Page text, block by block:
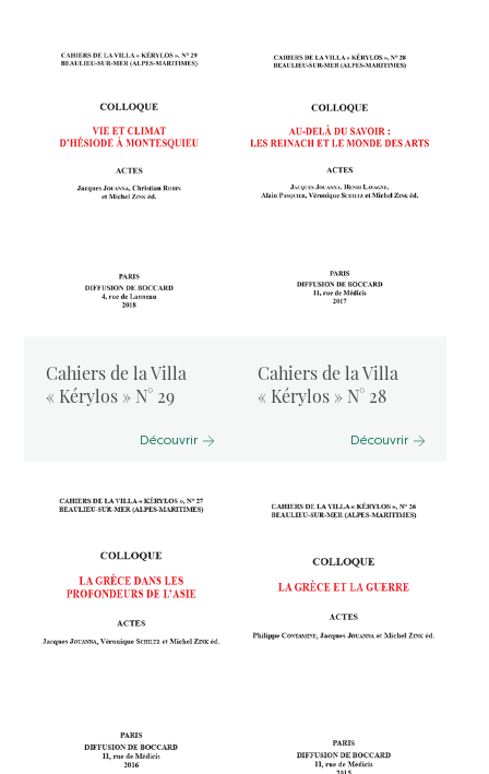
Cahiers de la Villa
« Kérylos » N° 29
Découvrir
Cahiers de la Villa
« Kérylos » N° 28
Découvrir